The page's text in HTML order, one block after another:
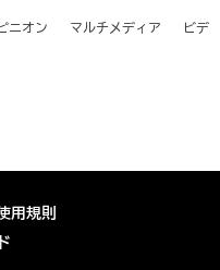
ニオン マルチメディア ビデ
用規則